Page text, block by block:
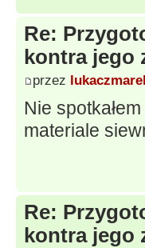
Re:
kontra jego
przez
Nie
materiale
Re:
kontra jego